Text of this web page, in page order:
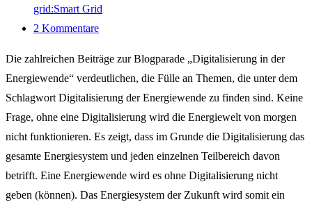
grid:Smart Grid
Beitrags-
2 Kommentare
Die zahlreichen Beiträge zur Blogparade „Digitalisierung in der
Energiewende“ verdeutlichen, die Fülle an Themen, die unter dem
Schlagwort Digitalisierung der Energiewende zu finden sind. Keine
Frage, ohne eine Digitalisierung wird die Energiewelt von morgen
nicht funktionieren. Es zeigt, dass im Grunde die Digitalisierung das
gesamte Energiesystem und jeden einzelnen Teilbereich davon
betrifft. Eine Energiewende wird es ohne Digitalisierung nicht
geben (können). Das Energiesystem der Zukunft wird somit ein